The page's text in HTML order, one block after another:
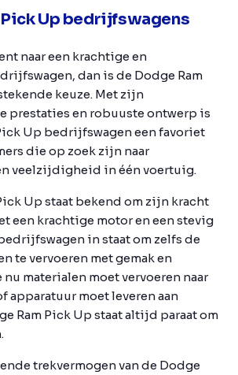
Pick Up bedrijfswagens
naar een krachtige en
dan is de Dodge Ram
keuze. Met zijn
prestaties en robuuste ontwerp is
Up bedrijfswagen een favoriet
die op zoek zijn naar
veelzijdigheid in één voertuig.
Up staat bekend om zijn kracht
een krachtige motor en een stevig
in staat om zelfs de
te vervoeren met gemak en
materialen moet vervoeren naar
apparatuur moet leveren aan
Ram Pick Up staat altijd paraat om
trekvermogen van de Dodge